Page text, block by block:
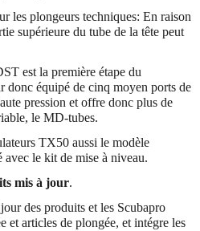
les plongeurs techniques: En raison
supérieure du tube de la tête peut
est la première étape du
donc équipé de cinq moyen ports de
pression et offre donc plus de
le MD-tubes.
TX50 aussi le modèle
avec le kit de mise à niveau.
mis à jour.
des produits et les Scubapro
et articles de plongée, et intégre les